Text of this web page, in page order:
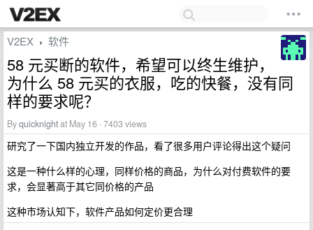
V2EX › 软件
58 元买断的软件，希望可以终生维护，
为什么 58 元买的衣服，吃的快餐，没有同
样的要求呢？
Byquicknightat May 16 · 7403 views
研究了一下国内独立开发的作品，看了很多用户评论得出这个疑问
这是一种什么样的心理，同样价格的商品，为什么对付费软件的要
求，会显著高于其它同价格的产品
这种市场认知下，软件产品如何定价更合理